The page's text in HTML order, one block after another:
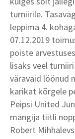
turniirile.
leppima 4.
07.12.2019
poiste
lisaks veel
väravaid löönud
karikat kõrgele
Peipsi United
mängija tiitli
Robert